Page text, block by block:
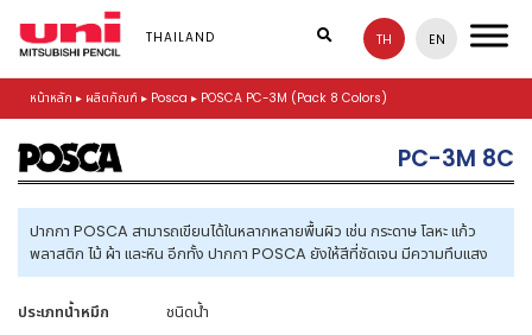
p
o
THAILAND TH EN
หน้าหลัก ▸ ผลิตภัณฑ์ ▸ Posca ▸ POSCA PC-3M (Pack 8 Colors)
PC-3M 8C
ปากกา POSCA สามารถเขียนได้ในหลากหลายพื้นผิว เช่น กระดาษ โลหะ แก้ว
พลาสติก ไม้ ผ้า และหิน อีกทั้ง ปากกา POSCA ยังให้สีที่ชัดเจน มีความทึบแสง
ประเภทน้ำหมึก
ชนิดน้ำ